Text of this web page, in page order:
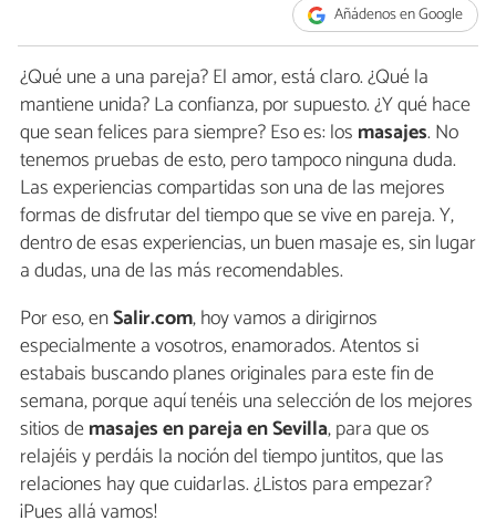
Añádenos en Google
¿Qué une a una pareja? El amor, está claro. ¿Qué la
mantiene unida? La confianza, por supuesto. ¿Y qué hace
que sean felices para siempre? Eso es: los masajes. No
tenemos pruebas de esto, pero tampoco ninguna duda.
Las experiencias compartidas son una de las mejores
formas de disfrutar del tiempo que se vive en pareja. Y,
dentro de esas experiencias, un buen masaje es, sin lugar
a dudas, una de las más recomendables.
Por eso, enSalir.com, hoy vamos a dirigirnos
especialmente a vosotros, enamorados. Atentos si
estabais buscando planes originales para este fin de
semana, porque aquí tenéis una selección de los mejores
sitios demasajes en pareja en Sevilla, para que os
relajéis y perdáis la noción del tiempo juntitos, que las
relaciones hay que cuidarlas. ¿Listos para empezar?
¡Pues allá vamos!